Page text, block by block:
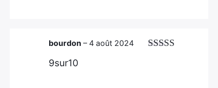
bourdon – 4 août 2024
9sur10